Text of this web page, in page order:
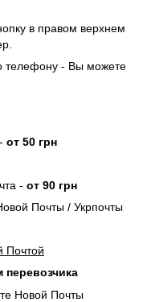
в правом верхнем
телефону - Вы можете
от 50 грн
- от 90 грн
Почты / Укрпочты
Почтой
перевозчика
Новой Почты